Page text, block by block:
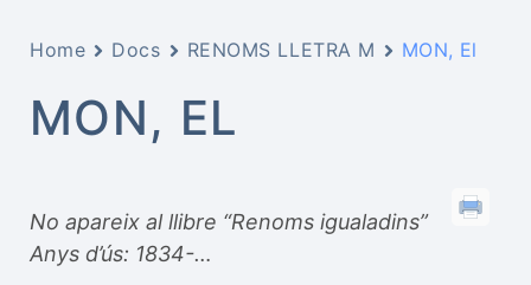
Home Docs RENOMS LLETRA M MON, El
MON, EL
No apareix al llibre “Renoms igualadins”
Anys d’ús: 1834-…